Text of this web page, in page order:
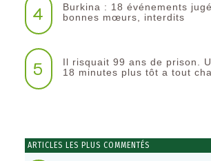
4
Burkina : 18 événements
bonnes mœurs, interdits
5
Il risquait 99 ans de prison.
18 minutes plus tôt a tout
ARTICLES LES PLUS COMMENTÉS